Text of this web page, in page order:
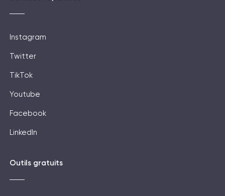
Instagram
Twitter
TikTok
Youtube
Facebook
LinkedIn
Outils gratuits